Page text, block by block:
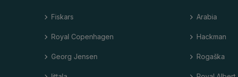
Fiskars
Royal Copenhagen
Georg Jensen
Arabia
Hackman
Rogaška